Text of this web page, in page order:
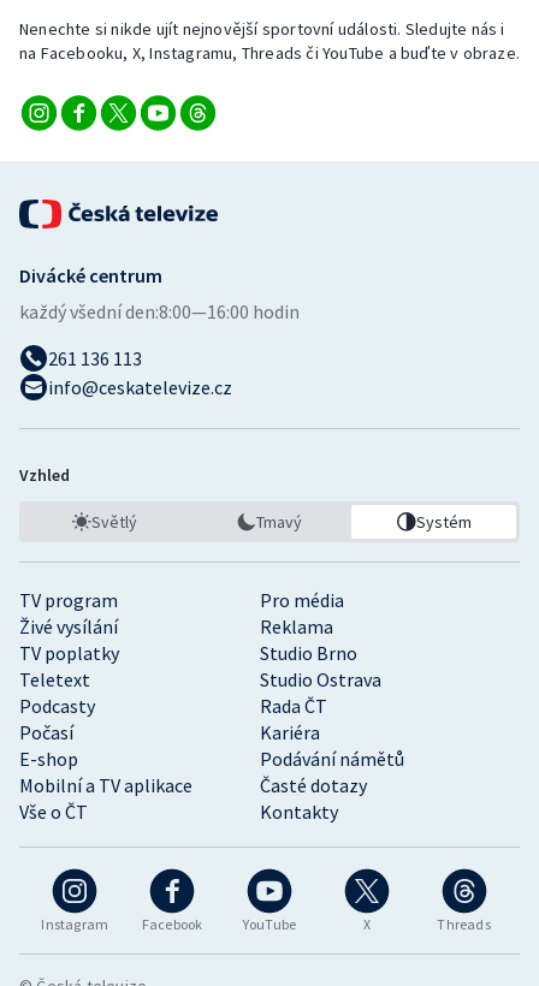
Stolní tenis
Triatlon
Veslování
Vodní slalom
Volejbal
Ostatní
Nenechte si nikde ujít nejnovější sportovní události. Sledujte nás i
na Facebooku, X, Instagramu, Threads či YouTube a buďte v obraze.
Instagram Facebook YouTube X Threads
TV program
Pro média
Živé vysílání
Reklama
TV poplatky
Studio Brno
Teletext
Studio Ostrava
Podcasty
Rada ČT
Počasí
Kariéra
E-shop
Podávání námětů
Mobilní a TV aplikace
Časté dotazy
Vše o ČT
Kontakty
Divácké centrum
každý všední den:8:00—16:00 hodin
261 136 113
info@ceskatelevize.cz
Vzhled
Světlý Tmavý Systém